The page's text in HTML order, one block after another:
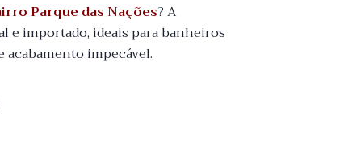
Parque das Nações? A
e importado, ideais para banheiros
impecável.